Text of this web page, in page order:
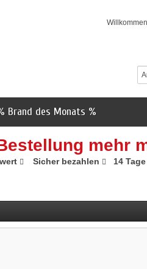
Willkommen
Brand des Monats %
mehr
Sicher bezahlen 14